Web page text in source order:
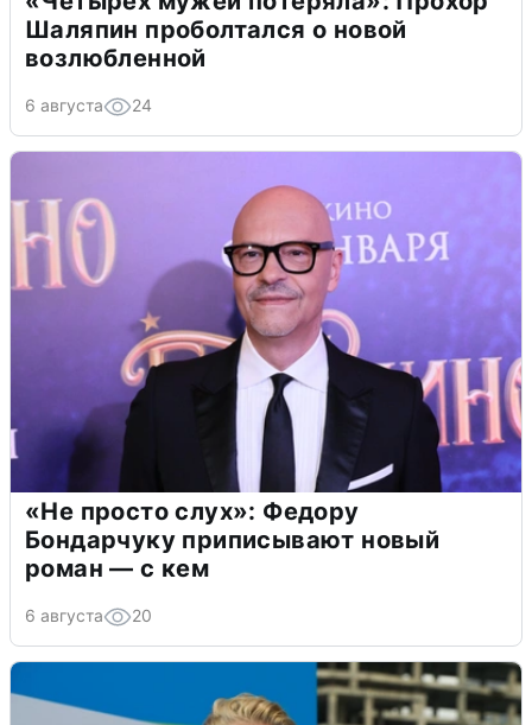
Шаляпин проболтался о новой
возлюбленной
6 августа 24
«Не просто слух»: Федору
Бондарчуку приписывают новый
роман — с кем
6 августа 20